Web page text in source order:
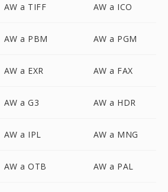
AW a TIFF AW a ICO
AW a PBM AW a PGM
AW a EXR AW a FAX
AW a G3 AW a HDR
AW a IPL AW a MNG
AW a OTB AW a PAL